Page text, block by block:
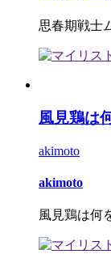
思春期戦士
風見鶏は
akimoto
akimoto
風見鶏は何